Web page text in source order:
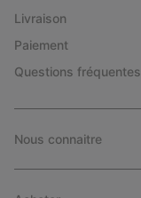
Livraison
Paiement
Questions fréquentes
Nous connaitre